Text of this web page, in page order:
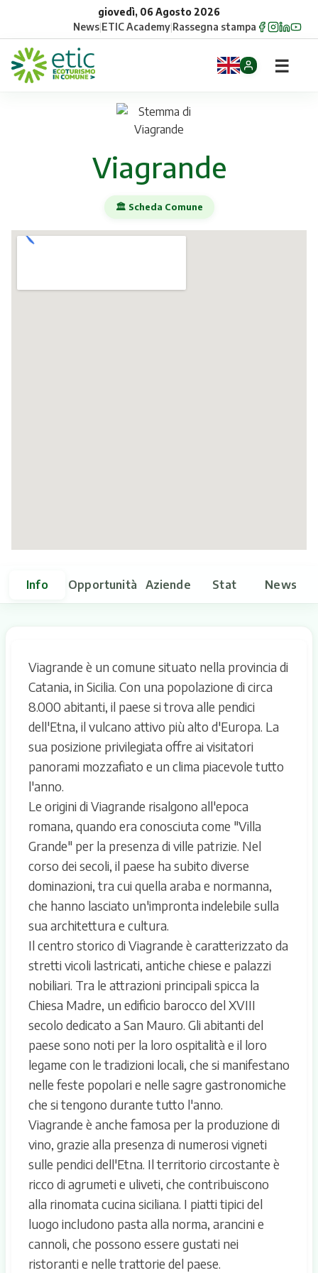
giovedì, 06 Agosto 2026
News|ETIC Academy|Rassegna stampa
Eventi
☰
Viagrande
🏛️ Scheda Comune
Info Opportunità Aziende Stat News
Viagrande è un comune situato nella provincia di
Catania, in Sicilia. Con una popolazione di circa
8.000 abitanti, il paese si trova alle pendici
dell'Etna, il vulcano attivo più alto d'Europa. La
sua posizione privilegiata offre ai visitatori
panorami mozzafiato e un clima piacevole tutto
l'anno.
Le origini di Viagrande risalgono all'epoca
romana, quando era conosciuta come "Villa
Grande" per la presenza di ville patrizie. Nel
corso dei secoli, il paese ha subito diverse
dominazioni, tra cui quella araba e normanna,
che hanno lasciato un'impronta indelebile sulla
sua architettura e cultura.
Il centro storico di Viagrande è caratterizzato da
stretti vicoli lastricati, antiche chiese e palazzi
nobiliari. Tra le attrazioni principali spicca la
Chiesa Madre, un edificio barocco del XVIII
secolo dedicato a San Mauro. Gli abitanti del
paese sono noti per la loro ospitalità e il loro
legame con le tradizioni locali, che si manifestano
nelle feste popolari e nelle sagre gastronomiche
che si tengono durante tutto l'anno.
Viagrande è anche famosa per la produzione di
vino, grazie alla presenza di numerosi vigneti
sulle pendici dell'Etna. Il territorio circostante è
ricco di agrumeti e uliveti, che contribuiscono
alla rinomata cucina siciliana. I piatti tipici del
luogo includono pasta alla norma, arancini e
cannoli, che possono essere gustati nei
ristoranti e nelle trattorie del paese.